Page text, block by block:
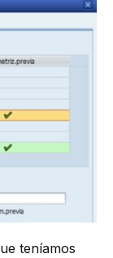
teníamos